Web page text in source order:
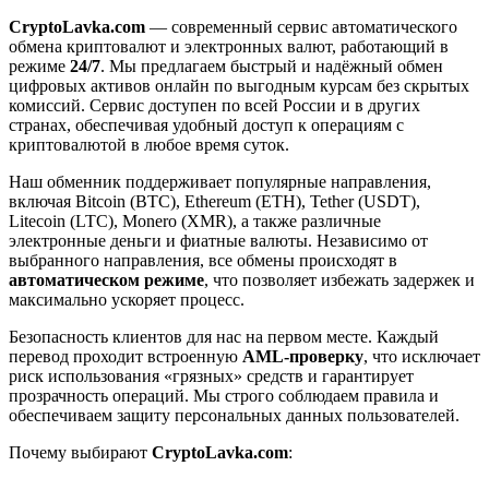
CryptoLavka.com — современный сервис автоматического
обмена криптовалют и электронных валют, работающий в
режиме 24/7. Мы предлагаем быстрый и надёжный обмен
цифровых активов онлайн по выгодным курсам без скрытых
комиссий. Сервис доступен по всей России и в других
странах, обеспечивая удобный доступ к операциям с
криптовалютой в любое время суток.
Наш обменник поддерживает популярные направления,
включая Bitcoin (BTC), Ethereum (ETH), Tether (USDT),
Litecoin (LTC), Monero (XMR), а также различные
электронные деньги и фиатные валюты. Независимо от
выбранного направления, все обмены происходят в
автоматическом режиме, что позволяет избежать задержек и
максимально ускоряет процесс.
Безопасность клиентов для нас на первом месте. Каждый
перевод проходит встроенную AML-проверку, что исключает
риск использования «грязных» средств и гарантирует
прозрачность операций. Мы строго соблюдаем правила и
обеспечиваем защиту персональных данных пользователей.
Почему выбирают CryptoLavka.com: